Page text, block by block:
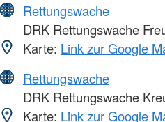
Rettungswache
DRK Rettungswache
Karte: Link zur Google
Rettungswache
DRK Rettungswache
Karte: Link zur Google